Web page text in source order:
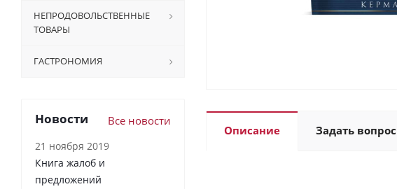
Описание Задать вопрос
НЕПРОДОВОЛЬСТВЕННЫЕ
ТОВАРЫ
ГАСТРОНОМИЯ
Новости Все новости
21 ноября 2019
Книга жалоб и
предложений